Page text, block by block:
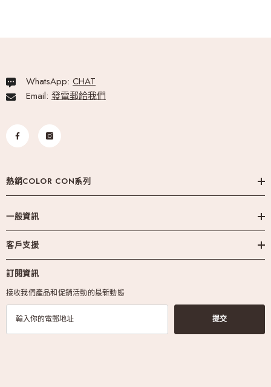
WhatsApp: CHAT
Email: 發電郵給我們
熱銷COLOR CON系列
一般資訊
客戶支援
訂閱資訊
接收我們產品和促銷活動的最新動態
提交